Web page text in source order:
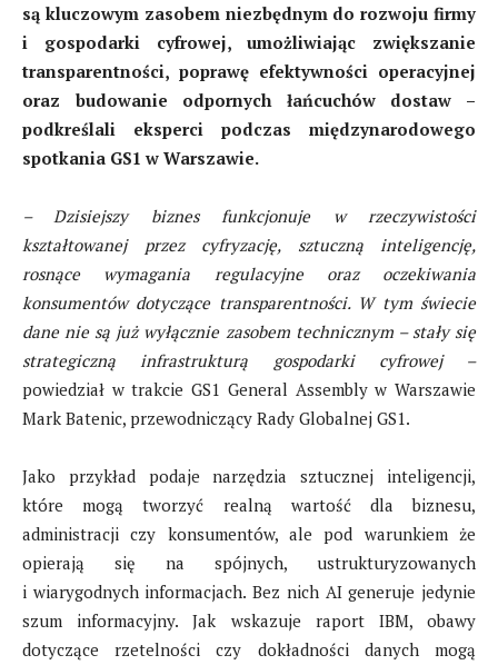
są kluczowym zasobem niezbędnym do rozwoju firmy
i gospodarki cyfrowej, umożliwiając zwiększanie
transparentności, poprawę efektywności operacyjnej
oraz budowanie odpornych łańcuchów dostaw –
podkreślali eksperci podczas międzynarodowego
spotkania GS1 w Warszawie.
– Dzisiejszy biznes funkcjonuje w rzeczywistości
kształtowanej przez cyfryzację, sztuczną inteligencję,
rosnące wymagania regulacyjne oraz oczekiwania
konsumentów dotyczące transparentności. W tym świecie
dane nie są już wyłącznie zasobem technicznym – stały się
strategiczną infrastrukturą gospodarki cyfrowej –
powiedział w trakcie GS1 General Assembly w Warszawie
Mark Batenic, przewodniczący Rady Globalnej GS1.
Jako przykład podaje narzędzia sztucznej inteligencji,
które mogą tworzyć realną wartość dla biznesu,
administracji czy konsumentów, ale pod warunkiem że
opierają się na spójnych, ustrukturyzowanych
i wiarygodnych informacjach. Bez nich AI generuje jedynie
szum informacyjny. Jak wskazuje raport IBM, obawy
dotyczące rzetelności czy dokładności danych mogą